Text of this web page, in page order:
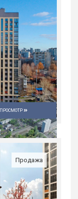
ПРОСМОТР
Продажа